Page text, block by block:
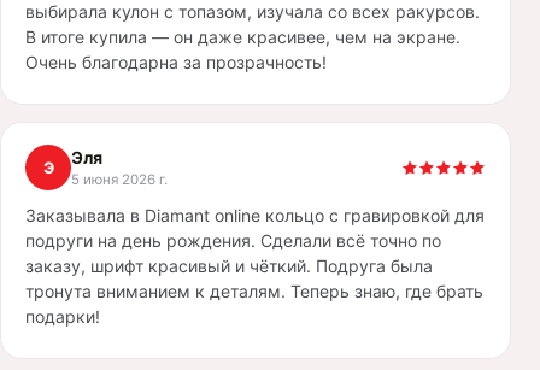
выбирала кулон с топазом, изучала со всех ракурсов.
В итоге купила — он даже красивее, чем на экране.
Очень благодарна за прозрачность!
Э Эля
5 июня 2026 г.
Заказывала в Diamant online кольцо с гравировкой для
подруги на день рождения. Сделали всё точно по
заказу, шрифт красивый и чёткий. Подруга была
тронута вниманием к деталям. Теперь знаю, где брать
подарки!